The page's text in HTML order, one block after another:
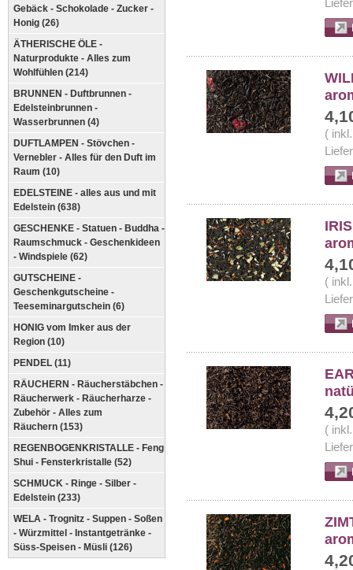
Gebäck - Schokolade - Zucker -
Honig (26)
ÄTHERISCHE ÖLE -
Naturprodukte - Alles zum
Wohlfühlen (214)
BRUNNEN - Duftbrunnen -
Edelsteinbrunnen -
Wasserbrunnen (4)
DUFTLAMPEN - Stövchen -
Vernebler - Alles für den Duft im
Raum (10)
EDELSTEINE - alles aus und mit
Edelstein (638)
GESCHENKE - Statuen - Buddha -
Raumschmuck - Geschenkideen
- Windspiele (62)
GUTSCHEINE -
Geschenkgutscheine -
Teeseminargutschein (6)
HONIG vom Imker aus der
Region (10)
PENDEL (11)
RÄUCHERN - Räucherstäbchen -
Räucherwerk - Räucherharze -
Zubehör - Alles zum
Räuchern (153)
REGENBOGENKRISTALLE - Feng
Shui - Fensterkristalle (52)
SCHMUCK - Ringe - Silber -
Edelstein (233)
WELA - Trognitz - Suppen - Soßen
- Würzmittel - Instantgetränke -
Süss-Speisen - Müsli (126)
(
(
(